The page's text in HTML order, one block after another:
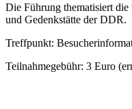
Die Führung thematisiert die
und Gedenkstätte der DDR.
Treffpunkt:
Teilnahmegebühr: 3 Euro